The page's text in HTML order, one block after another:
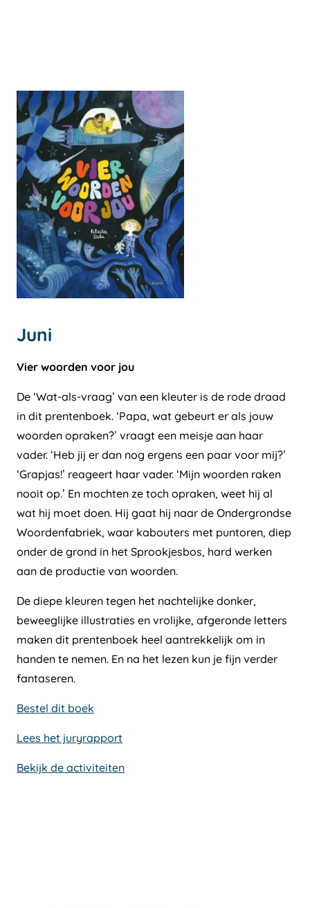
Juni
Vier woorden voor jou
De ‘Wat-als-vraag’ van een kleuter is de rode draad
in dit prentenboek. ‘Papa, wat gebeurt er als jouw
woorden opraken?’ vraagt een meisje aan haar
vader. ‘Heb jij er dan nog ergens een paar voor mij?’
‘Grapjas!’ reageert haar vader. ‘Mijn woorden raken
nooit op.’ En mochten ze toch opraken, weet hij al
wat hij moet doen. Hij gaat hij naar de Ondergrondse
Woordenfabriek, waar kabouters met puntoren, diep
onder de grond in het Sprookjesbos, hard werken
aan de productie van woorden.
De diepe kleuren tegen het nachtelijke donker,
beweeglijke illustraties en vrolijke, afgeronde letters
maken dit prentenboek heel aantrekkelijk om in
handen te nemen. En na het lezen kun je fijn verder
fantaseren.
Bestel dit boek
Lees het juryrapport
Bekijk de activiteiten